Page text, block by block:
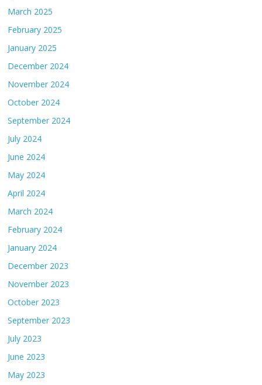
March 2025
February 2025
January 2025
December 2024
November 2024
October 2024
September 2024
July 2024
June 2024
May 2024
April 2024
March 2024
February 2024
January 2024
December 2023
November 2023
October 2023
September 2023
July 2023
June 2023
May 2023